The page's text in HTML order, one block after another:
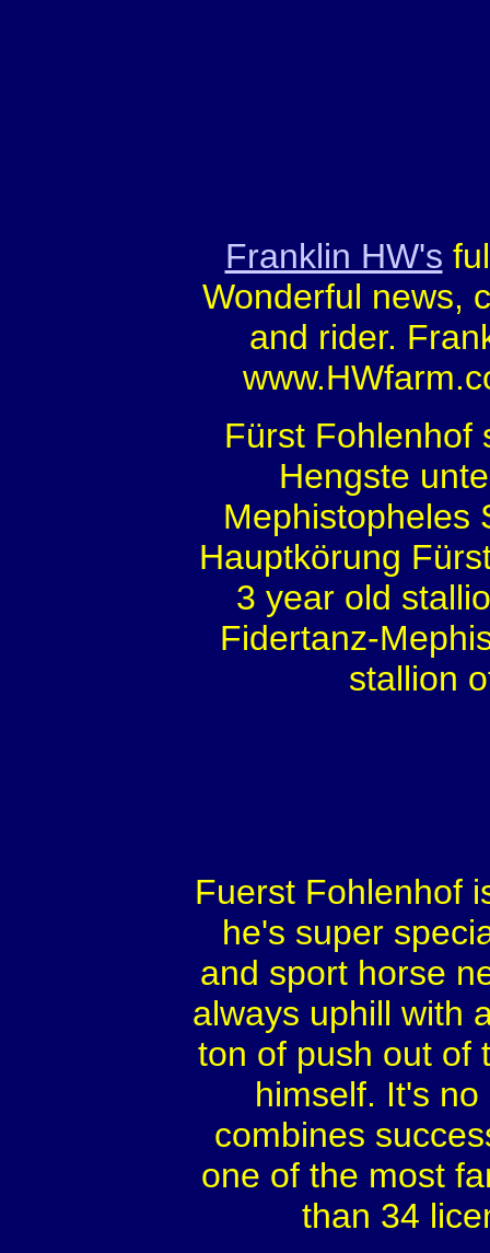
Franklin HW's
Wonderful news,
and rider.
Fürst Fohlenhof
Hengste
Mephistopheles
Hauptkörung
3 year old
Fidertanz-
stallion
Fuerst Fohlenhof
he's super
and sport horse
always uphill with
ton of push out of
himself. It's
combines
one of the most
than 34